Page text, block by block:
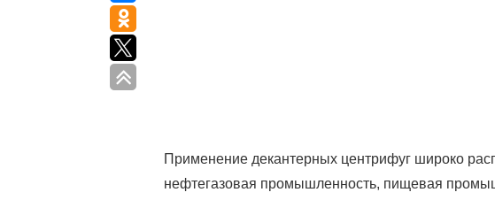
Применение декантерных центрифуг широко
нефтегазовая промышленность, пищевая